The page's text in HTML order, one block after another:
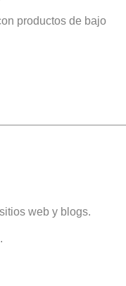
productos de bajo
web y blogs.